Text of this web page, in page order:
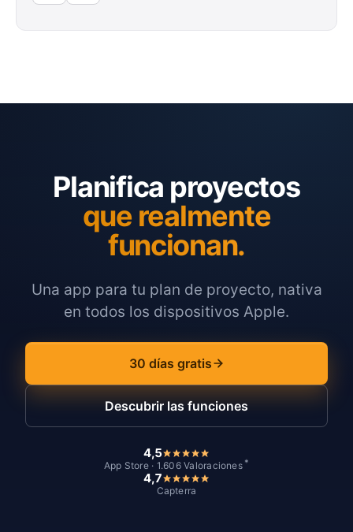
Planifica proyectos
que realmente
funcionan.
Una app para tu plan de proyecto, nativa
en todos los dispositivos Apple.
30 días gratis
Descubrir las funciones
4,5
App Store · 1.606 Valoraciones *
4,7
Capterra